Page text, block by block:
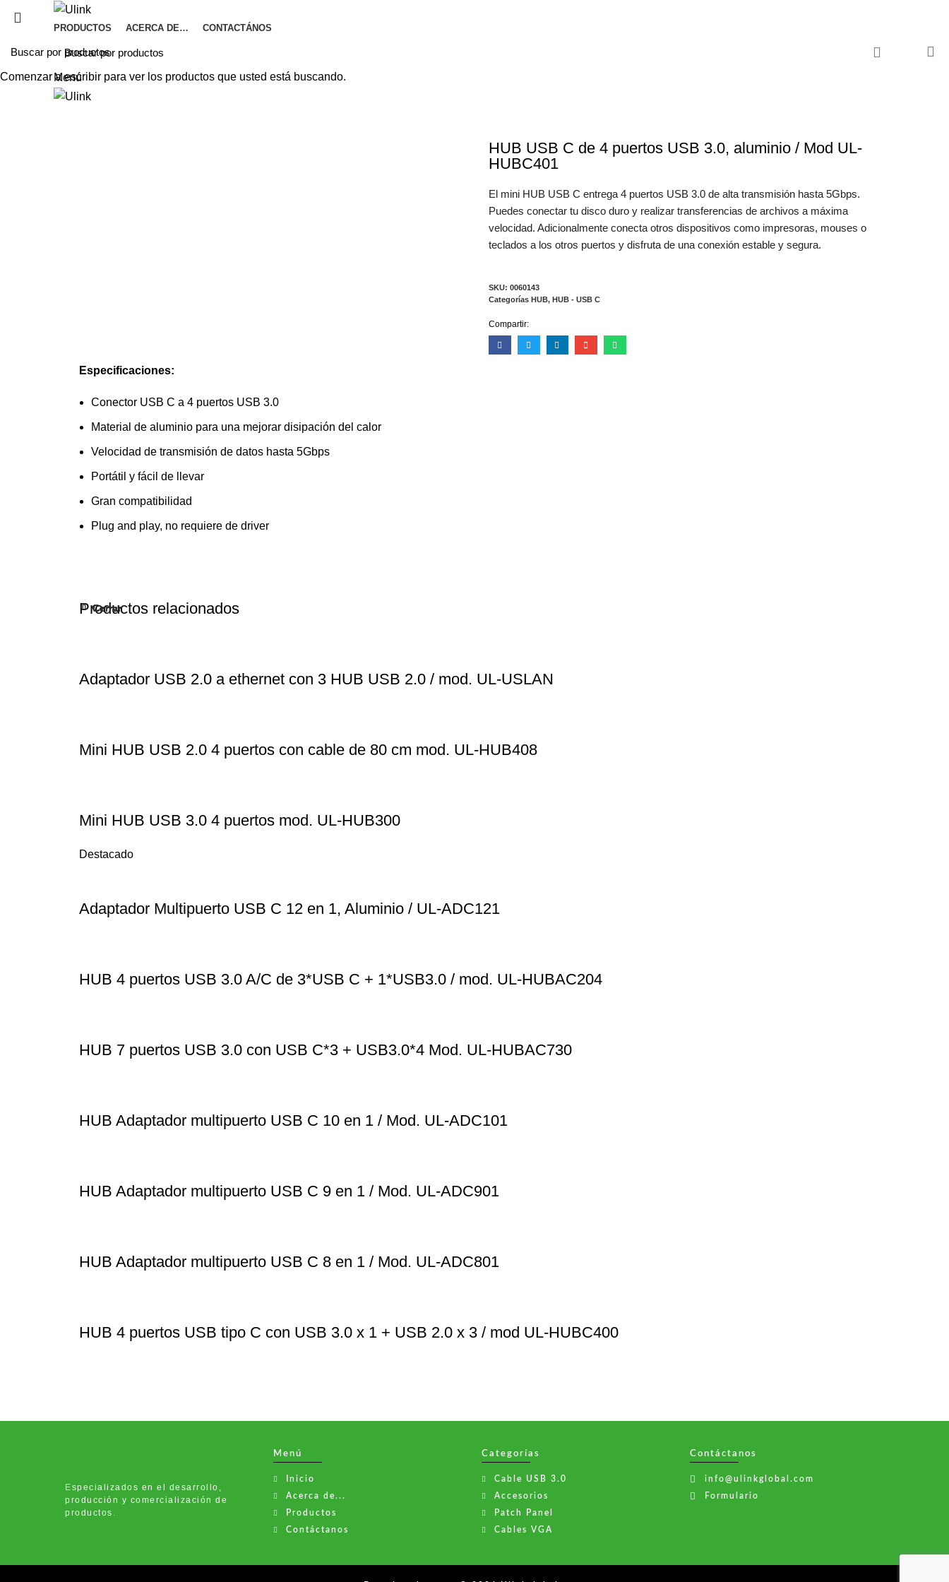
PRODUCTOS ACERCA DE… CONTACTÁNOS
Menú
HUB USB C de 4 puertos USB 3.0, aluminio / Mod UL-
HUBC401
El mini HUB USB C entrega 4 puertos USB 3.0 de alta transmisión hasta 5Gbps.
Puedes conectar tu disco duro y realizar transferencias de archivos a máxima
velocidad. Adicionalmente conecta otros dispositivos como impresoras, mouses o
teclados a los otros puertos y disfruta de una conexión estable y segura.
SKU: 0060143
Categorías HUB, HUB - USB C
Compartir:
Especificaciones:
Conector USB C a 4 puertos USB 3.0
Material de aluminio para una mejorar disipación del calor
Velocidad de transmisión de datos hasta 5Gbps
Portátil y fácil de llevar
Gran compatibilidad
Plug and play, no requiere de driver
Productos relacionados
Cerrar
Adaptador USB 2.0 a ethernet con 3 HUB USB 2.0 / mod. UL-USLAN
Cerrar
Mini HUB USB 2.0 4 puertos con cable de 80 cm mod. UL-HUB408
Cerrar
Mini HUB USB 3.0 4 puertos mod. UL-HUB300
Destacado
Cerrar
Adaptador Multipuerto USB C 12 en 1, Aluminio / UL-ADC121
Cerrar
HUB 4 puertos USB 3.0 A/C de 3*USB C + 1*USB3.0 / mod. UL-HUBAC204
Cerrar
HUB 7 puertos USB 3.0 con USB C*3 + USB3.0*4 Mod. UL-HUBAC730
Cerrar
HUB Adaptador multipuerto USB C 10 en 1 / Mod. UL-ADC101
Cerrar
HUB Adaptador multipuerto USB C 9 en 1 / Mod. UL-ADC901
Cerrar
HUB Adaptador multipuerto USB C 8 en 1 / Mod. UL-ADC801
Cerrar
HUB 4 puertos USB tipo C con USB 3.0 x 1 + USB 2.0 x 3 / mod UL-HUBC400
Especializados en el desarrollo,
producción y comercialización de
productos.
Menú
Inicio
Acerca de...
Productos
Contáctanos
Categorías
Cable USB 3.0
Accesorios
Patch Panel
Cables VGA
Contáctanos
info@ulinkglobal.com
Formulario
Comenzar a escribir para ver los productos que usted está buscando.